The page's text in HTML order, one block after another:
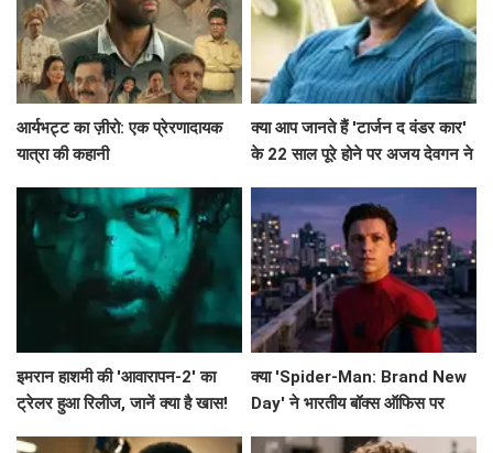
आर्यभट्ट का ज़ीरो: एक प्रेरणादायक
यात्रा की कहानी
क्या आप जानते हैं 'टार्जन द वंडर कार'
के 22 साल पूरे होने पर अजय देवगन ने
इमरान हाशमी की 'आवारापन-2' का
ट्रेलर हुआ रिलीज, जानें क्या है खास!
क्या 'Spider-Man: Brand New
Day' ने भारतीय बॉक्स ऑफिस पर